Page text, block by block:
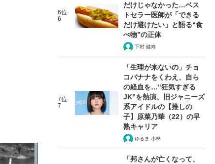
6位
6
だけじゃなかった…ベス
トセラー医師が「できる
だけ避けたい」と語る“食
べ物”の正体
下村 健寿
7位
7
「生理が来ないの」チョ
コバナナをくわえ、自ら
の経血を…“狂気すぎる
JK”を熱演、旧ジャニーズ
系アイドルの【推しの
子】原菜乃華（22）の早
熟キャリア
ゆるま 小林
「邦さんが亡くなって、